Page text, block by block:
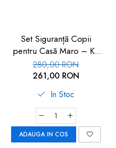
Set Siguranță Copii
pentru Casă Maro – Kit
Protecție 17 piese
280,00 RON
261,00 RON
In Stoc
ADAUGA IN COS